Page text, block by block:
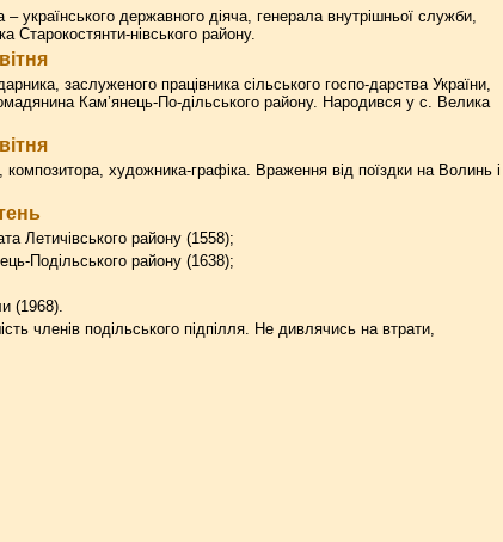
державного діяча, генерала внутрішньої служби,
Старокостянти-нівського району.
заслуженого працівника сільського госпо-дарства України,
Кам’янець-По-дільського району. Народився у с. Велика
художника-графіка. Враження від поїздки на Волинь і
Летичівського району (1558);
Подільського району (1638);
(1968).
членів подільського підпілля. Не дивлячись на втрати,